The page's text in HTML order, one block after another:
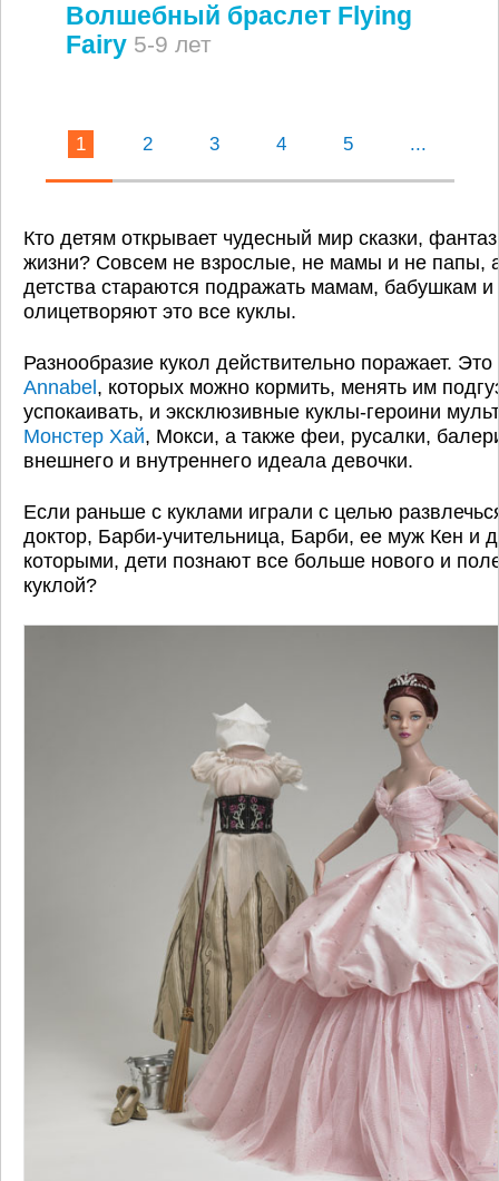
Волшебный браслет Flying
Fairy 5-9 лет
1 2 3 4 5 ...
Кто детям открывает чудесный мир сказки,
жизни? Совсем не взрослые, не мамы и не папы,
детства стараются подражать мамам, бабушкам
олицетворяют это все куклы.
Разнообразие кукол действительно поражает.
Annabel , которых можно кормить, менять им
успокаивать, и эксклюзивные куклы-героини
Монстер Хай, Мокси, а также феи, русалки,
внешнего и внутреннего идеала девочки.
Если раньше с куклами играли с целью
доктор, Барби-учительница, Барби, ее муж Кен и
которыми, дети познают все больше нового и
куклой?